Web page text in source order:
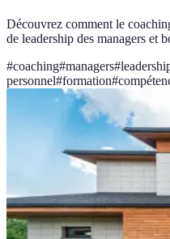
Découvrez comment le
de leadership des managers et
#coaching#managers#
personnel#formation#